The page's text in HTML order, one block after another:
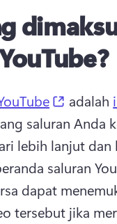
(opens
adalah
saluran Anda
lebih lanjut dan
saluran
dapat
tersebut jika